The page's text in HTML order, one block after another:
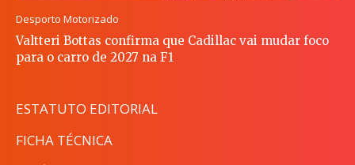
Desporto Motorizado
Valtteri Bottas confirma que Cadillac vai mudar foco
para o carro de 2027 na F1
ESTATUTO EDITORIAL
FICHA TÉCNICA